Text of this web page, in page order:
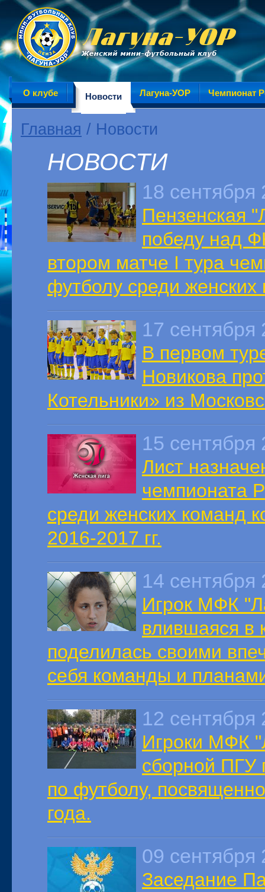
О клубе Новости Лагуна-УОР Чемпионат
Главная / Новости
НОВОСТИ
18 сентября
Пензенская
победу над
втором матче I тура
футболу среди
17 сентября
В первом
Новикова
Котельники» из
15 сентября
Лист
чемпионата
среди женских команд
2016-2017 гг.
14 сентября
Игрок МФК
влившаяся в
поделилась своими
себя команды и
12 сентября
Игроки МФК
сборной ПГУ
по футболу,
года.
09 сентября
Заседание